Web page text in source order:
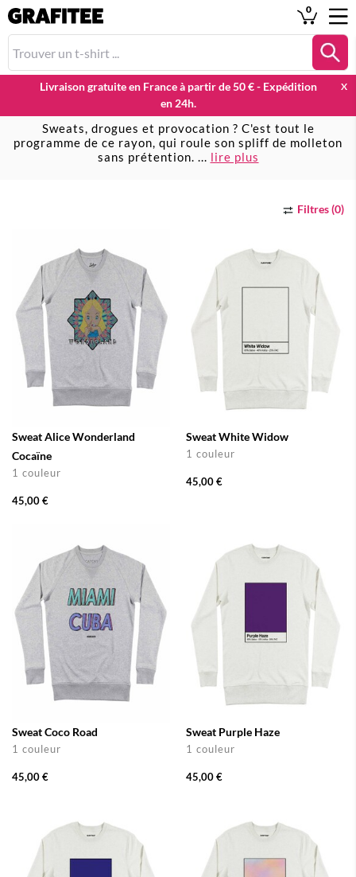
Livraison gratuite en France à partir de 50 € - Expédition
en 24h.
X
0
SWEATS CANNABIS & WEED
Sweats, drogues et provocation ? C'est tout le
programme de ce rayon, qui roule son spliff de molleton
sans prétention. ... lire plus
Filtres (0)
Sweat Alice Wonderland
Cocaïne
1 couleur
45,00 €
Sweat White Widow
1 couleur
45,00 €
Sweat Coco Road
1 couleur
45,00 €
Sweat Purple Haze
1 couleur
45,00 €